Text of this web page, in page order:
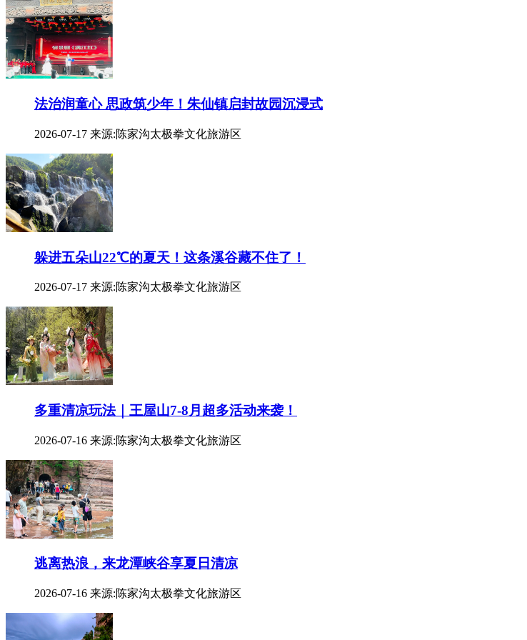
法治润童心 思政筑少年！朱仙镇启封故园沉浸式
2026-07-17 来源:陈家沟太极拳文化旅游区
躲进五朵山22℃的夏天！这条溪谷藏不住了！
2026-07-17 来源:陈家沟太极拳文化旅游区
多重清凉玩法｜王屋山7-8月超多活动来袭！
2026-07-16 来源:陈家沟太极拳文化旅游区
逃离热浪，来龙潭峡谷享夏日清凉
2026-07-16 来源:陈家沟太极拳文化旅游区